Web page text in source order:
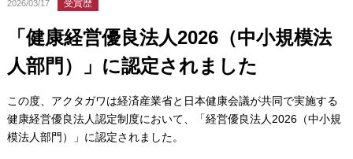
2026/03/17 受賞歴
「健康経営優良法人2026（中小規模法
人部門）」に認定されました
この度、アクタガワは経済産業省と日本健康会議が共同で実施する
健康経営優良法人認定制度において、「経営優良法人2026（中小規
模法人部門）」に認定されました。